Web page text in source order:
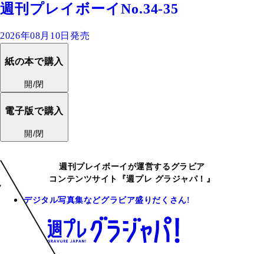
週刊プレイボーイNo.34-35
2026年08月10日発売
紙の本で購入
開/閉
電子版で購入
開/閉
週刊プレイボーイが運営するグラビア
コンテンツサイト『週プレ グラジャパ！』
デジタル写真集などグラビア盛りだくさん!